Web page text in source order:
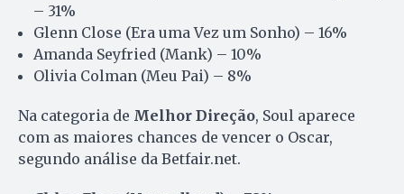
– 31%
Glenn Close (Era uma Vez um Sonho) – 16%
Amanda Seyfried (Mank) – 10%
Olivia Colman (Meu Pai) – 8%
Na categoria de Melhor Direção, Soul aparece
com as maiores chances de vencer o Oscar,
segundo análise da Betfair.net.